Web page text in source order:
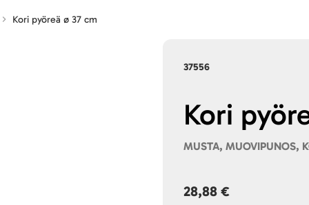
Kori pyöreä ø 37 cm
37556
Kori
MUSTA, MUOVIPUNOS,
28,88 €